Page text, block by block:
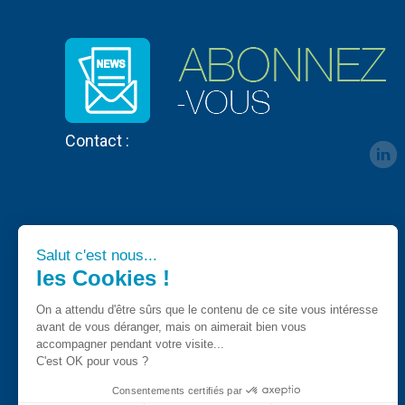
Contact :
Salut c'est nous...
les Cookies !
On a attendu d'être sûrs que le contenu de ce site vous intéresse
avant de vous déranger, mais on aimerait bien vous
accompagner pendant votre visite...
C'est OK pour vous ?
Consentements certifiés par